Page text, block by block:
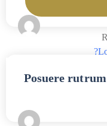
Posuere